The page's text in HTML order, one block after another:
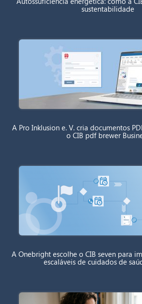
sustentabilidade
A Pro Inklusion e. V. cria documentos
o CIB pdf brewer
A Onebright escolhe o CIB seven para
escaláveis de cuidados de